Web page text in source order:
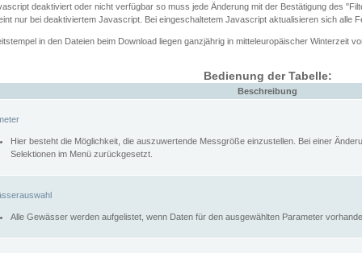
deaktiviert oder nicht verfügbar so muss jede Änderung mit der Bestätigung des
nur bei deaktiviertem Javascript. Bei eingeschaltetem Javascript aktualisieren sich alle
in den Dateien beim Download liegen ganzjährig in mitteleuropäischer Winterzeit
Bedienung der Tabelle:
Beschreibung
Hier besteht die Möglichkeit, die auszuwertende Messgröße einzustellen. Bei einer
Selektionen im Menü zurückgesetzt.
Alle Gewässer werden aufgelistet, wenn Daten für den ausgewählten Parameter